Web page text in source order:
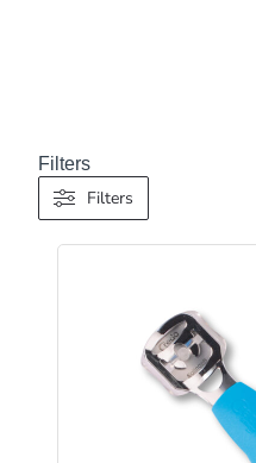
Filters
Filters